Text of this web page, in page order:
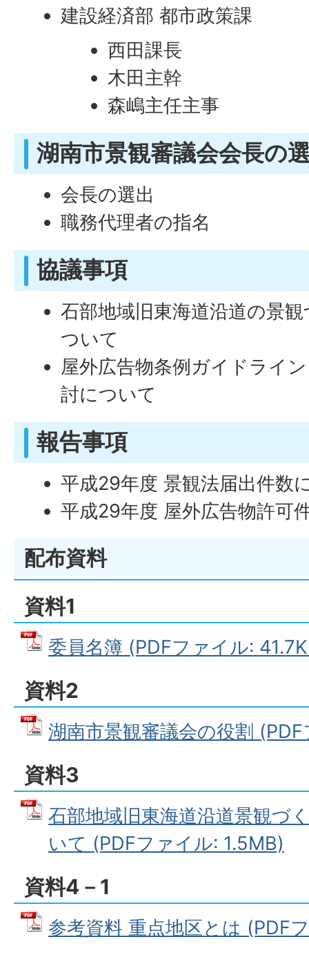
建設経済部 都市政策課
西田課長
木田主幹
森嶋主任主事
湖南市景観審議会会長の
会長の選出
職務代理者の指名
協議事項
石部地域旧東海道沿道の景
ついて
屋外広告物条例ガイドライ
討について
報告事項
平成29年度 景観法届出件数
平成29年度 屋外広告物許可
配布資料
資料1
委員名簿 (PDFファイル:
資料2
湖南市景観審議会の役割
資料3
石部地域旧東海道沿道景観づ
いて (PDFファイル: 1.5MB)
資料4－1
参考資料 重点地区とは (PDF